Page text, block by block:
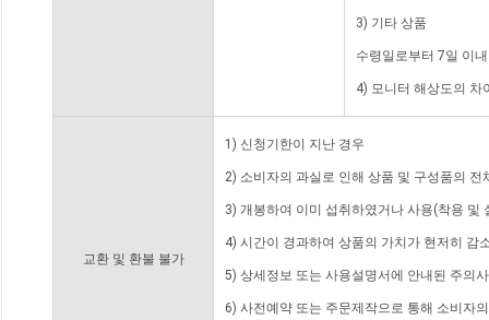
3) 기타 상품
수령일로부터 7일 이
4) 모니터 해상도의 차
교환 및 환불 불가
1) 신청기한이 지난 경우
2) 소비자의 과실로 인해 상품 및 구성품의
3) 개봉하여 이미 섭취하였거나 사용(착용 및
4) 시간이 경과하여 상품의 가치가 현저히 감
5) 상세정보 또는 사용설명서에 안내된 주의
6) 사전예약 또는 주문제작으로 통해 소비자